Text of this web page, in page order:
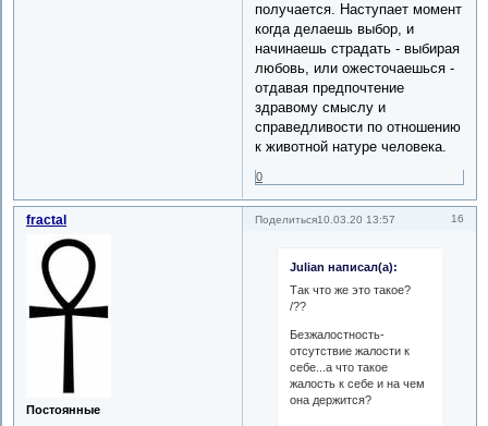
получается. Наступает момент
когда делаешь выбор, и
начинаешь страдать - выбирая
любовь, или ожесточаешься -
отдавая предпочтение
здравому смыслу и
справедливости по отношению
к животной натуре человека.
0
Поделиться 16
10.03.20 13:57
fractal
Постоянные
Julian написал(а):
Так что же это такое?
/??
Безжалостность-
отсутствие жалости к
себе...а что такое
жалость к себе и на чем
она держится?